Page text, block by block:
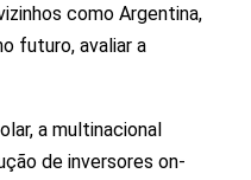
como Argentina,
futuro, avaliar a
a multinacional
de inversores on-